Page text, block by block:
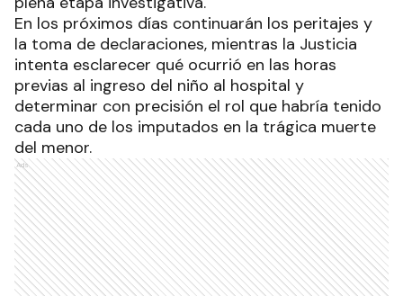
En los próximos días continuarán los peritajes y
la toma de declaraciones, mientras la Justicia
intenta esclarecer qué ocurrió en las horas
previas al ingreso del niño al hospital y
determinar con precisión el rol que habría tenido
cada uno de los imputados en la trágica muerte
del menor.
Ads